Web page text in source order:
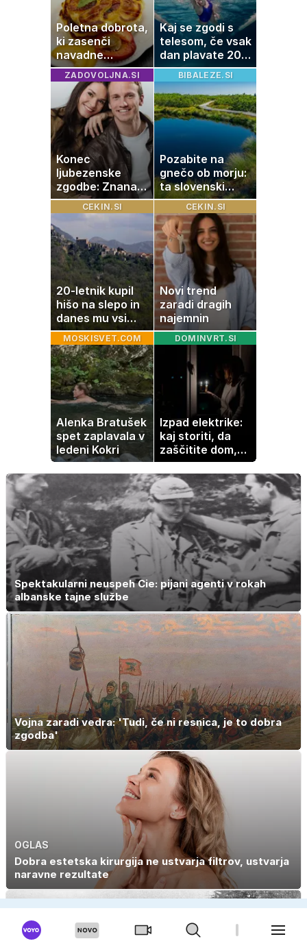
Poletna dobrota,
ki zasenči
navadne
palačinke
Kaj se zgodi s
telesom, če vsak
dan plavate 20
minut? Učinki, ki
jih morda ne
pričakujete
ZADOVOLJNA.SI
Konec
ljubezenske
zgodbe: Znana
Slovenka
potrdila razhod
z dolgoletnim
partnerjem
BIBALEZE.SI
Pozabite na
gnečo ob morju:
ta slovenski
kotiček je pravi
raj za družine
CEKIN.SI
20-letnik kupil
hišo na slepo in
danes mu vsi
zavidajo
CEKIN.SI
Novi trend
zaradi dragih
najemnin
MOSKISVET.COM
Alenka Bratušek
spet zaplavala v
ledeni Kokri
DOMINVRT.SI
Izpad elektrike:
kaj storiti, da
zaščitite dom,
hrano in
elektronske
naprave
Spektakularni neuspeh Cie: pijani agenti v rokah
albanske tajne službe
Vojna zaradi vedra: 'Tudi, če ni resnica, je to dobra
zgodba'
OGLAS
Dobra estetska kirurgija ne ustvarja filtrov, ustvarja
naravne rezultate